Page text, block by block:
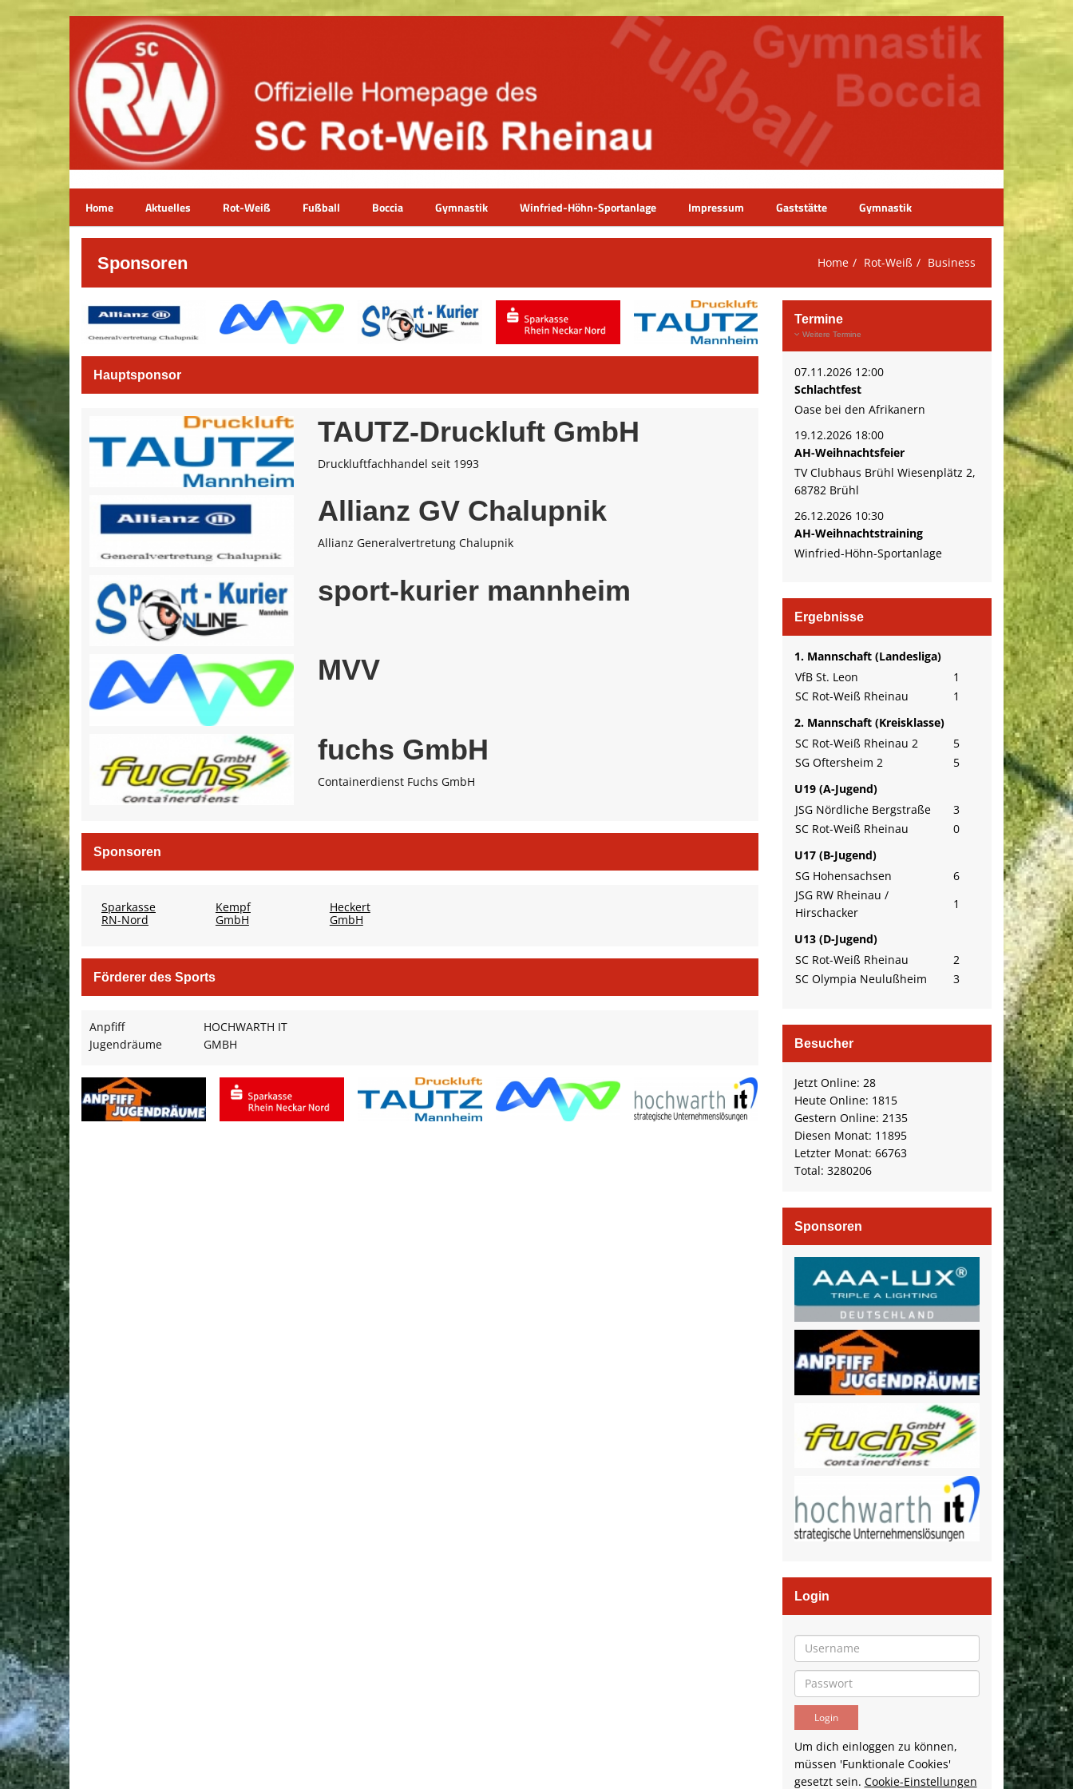
Home Aktuelles Rot-Weiß Fußball Boccia Gymnastik Winfried-Höhn-Sportanlage Impressum Gaststätte Gymnastik
Sponsoren Home Rot-Weiß Business
Hauptsponsor
TAUTZ-Druckluft GmbH
Druckluftfachhandel seit 1993
Allianz GV Chalupnik
Allianz Generalvertretung Chalupnik
sport-kurier mannheim
MVV
fuchs GmbH
Containerdienst Fuchs GmbH
Sponsoren
Sparkasse
RN-Nord
Kempf
GmbH
Heckert
GmbH
Förderer des Sports
Anpfiff
Jugendräume
HOCHWARTH IT
GMBH
Termine
Weitere Termine
07.11.2026 12:00
Schlachtfest
Oase bei den Afrikanern
19.12.2026 18:00
AH-Weihnachtsfeier
TV Clubhaus Brühl Wiesenplätz 2,
68782 Brühl
26.12.2026 10:30
AH-Weihnachtstraining
Winfried-Höhn-Sportanlage
Ergebnisse
1. Mannschaft (Landesliga)
VfB St. Leon
1
SC Rot-Weiß Rheinau
1
2. Mannschaft (Kreisklasse)
SC Rot-Weiß Rheinau 2
5
SG Oftersheim 2
5
U19 (A-Jugend)
JSG Nördliche Bergstraße
3
SC Rot-Weiß Rheinau
0
U17 (B-Jugend)
SG Hohensachsen
6
JSG RW Rheinau /
Hirschacker
1
U13 (D-Jugend)
SC Rot-Weiß Rheinau
2
SC Olympia Neulußheim
3
Besucher
Jetzt Online: 28
Heute Online: 1815
Gestern Online: 2135
Diesen Monat: 11895
Letzter Monat: 66763
Total: 3280206
Sponsoren
Login
Um dich einloggen zu können,
müssen 'Funktionale Cookies'
gesetzt sein. Cookie-Einstellungen